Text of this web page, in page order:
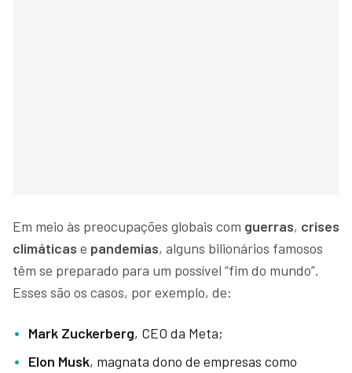
Em meio às preocupações globais com guerras, crises
climáticas e pandemias, alguns bilionários famosos
têm se preparado para um possível “fim do mundo”.
Esses são os casos, por exemplo, de:
Mark Zuckerberg, CEO da Meta;
Elon Musk, magnata dono de empresas como